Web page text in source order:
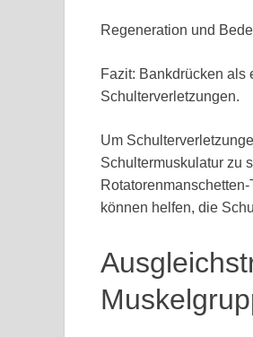
Regeneration und
Fazit: Bankdrücken als
Schulterverletzungen.
Um
Schultermuskulatur zu
können helfen, die